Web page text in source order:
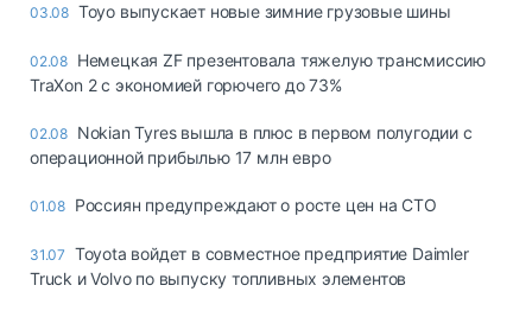
03.08 Toyo выпускает новые зимние грузовые шины
02.08 Немецкая ZF презентовала тяжелую трансмиссию
TraXon 2 с экономией горючего до 73%
02.08 Nokian Tyres вышла в плюс в первом полугодии с
операционной прибылью 17 млн евро
01.08 Россиян предупреждают о росте цен на СТО
31.07 Toyota войдет в совместное предприятие Daimler
Truck и Volvo по выпуску топливных элементов